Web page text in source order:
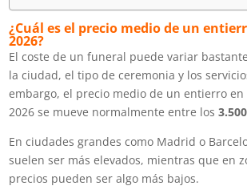
¿Cuál es el precio medio de un
2026?
El coste de un funeral puede variar
la ciudad, el tipo de ceremonia y los
embargo, el precio medio de un entierro en
2026 se mueve normalmente entre los
En ciudades grandes como Madrid o
suelen ser más elevados, mientras que en
precios pueden ser algo más bajos.